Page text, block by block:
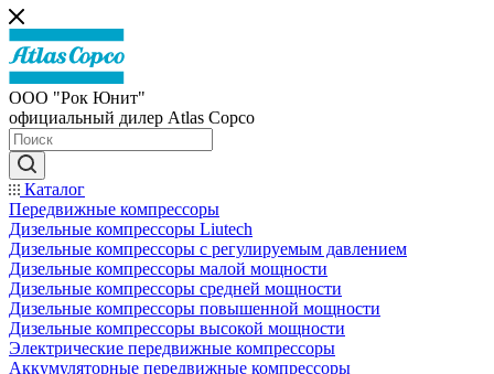
ООО "Рок Юнит"
официальный дилер Atlas Copco
Каталог
Передвижные компрессоры
Дизельные компрессоры Liutech
Дизельные компрессоры с регулируемым давлением
Дизельные компрессоры малой мощности
Дизельные компрессоры средней мощности
Дизельные компрессоры повышенной мощности
Дизельные компрессоры высокой мощности
Электрические передвижные компрессоры
Аккумуляторные передвижные компрессоры